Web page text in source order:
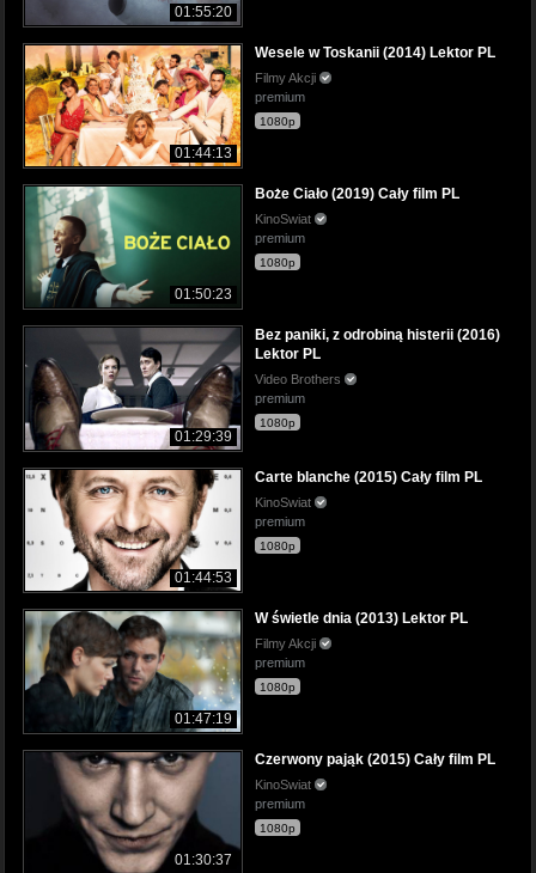
01:55:20
01:44:13
Wesele w Toskanii (2014) Lektor PL
Filmy Akcji
premium
1080p
01:50:23
Boże Ciało (2019) Cały film PL
KinoSwiat
premium
1080p
01:29:39
Bez paniki, z odrobiną histerii (2016)
Lektor PL
Video Brothers
premium
1080p
01:44:53
Carte blanche (2015) Cały film PL
KinoSwiat
premium
1080p
01:47:19
W świetle dnia (2013) Lektor PL
Filmy Akcji
premium
1080p
01:30:37
Czerwony pająk (2015) Cały film PL
KinoSwiat
premium
1080p